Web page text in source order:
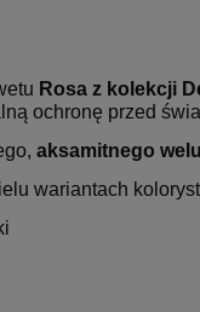
Rosa z kolekcji
ochronę przed
aksamitnego
wariantach